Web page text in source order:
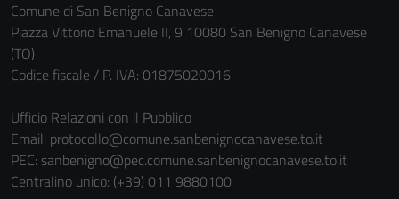
Comune di San Benigno Canavese
Piazza Vittorio Emanuele II, 9 10080 San Benigno Canavese
(TO)
Codice fiscale / P. IVA: 01875020016
Ufficio Relazioni con il Pubblico
Email: protocollo@comune.sanbenignocanavese.to.it
PEC: sanbenigno@pec.comune.sanbenignocanavese.to.it
Centralino unico: (+39) 011 9880100